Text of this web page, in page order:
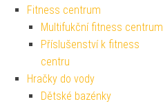
Fitness centrum
Multifukční fitness centrum
Příslušenství k fitness
centru
Hračky do vody
Dětské bazénky